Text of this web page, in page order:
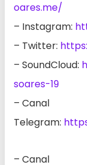
oares.me/
– Instagram:
– Twitter:
– SoundCloud:
soares-19
– Canal
Telegram:
– Canal